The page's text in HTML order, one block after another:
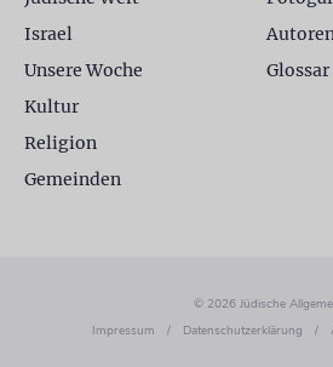
Israel
Unsere Woche
Kultur
Religion
Gemeinden
Glossar
© 2026 Jüdische
Impressum
/ Datenschutzerklärung /